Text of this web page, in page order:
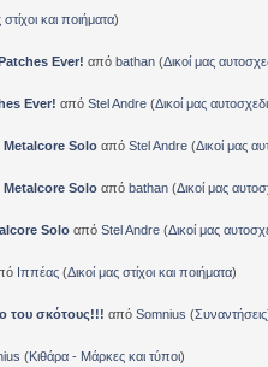
στίχοι και ποιήματα)
Ever! από bathan(Δικοί μας
Ever! από Stel Andre(Δικοί μας
Solo από Stel Andre(Δικοί μας
Solo από bathan(Δικοί μας
Solo από Stel Andre(Δικοί μας
Ιππέας(Δικοί μας στίχοι και ποιήματα)
του σκότους!!! από Somnius (Συναντήσεις
(Κιθάρα - Μάρκες και τύποι)